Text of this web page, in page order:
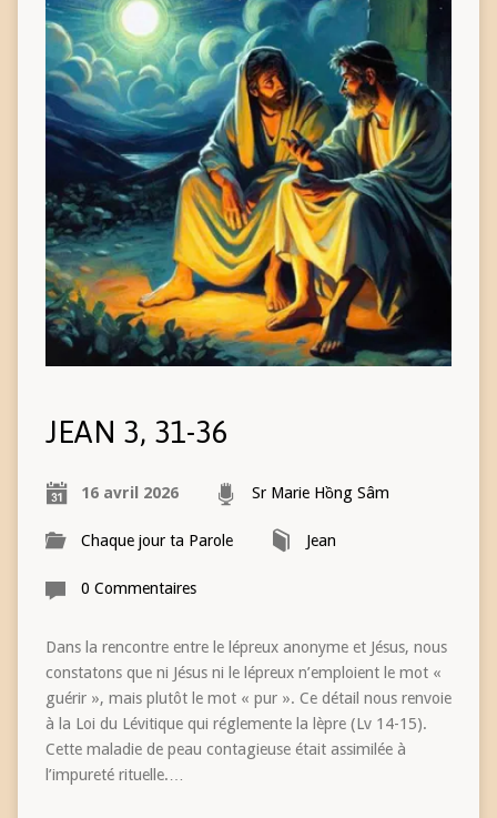
JEAN 3, 31-36
16 avril 2026 Sr Marie Hồng Sâm
Chaque jour ta Parole Jean
0 Commentaires
Dans la rencontre entre le lépreux anonyme et Jésus, nous
constatons que ni Jésus ni le lépreux n’emploient le mot «
guérir », mais plutôt le mot « pur ». Ce détail nous renvoie
à la Loi du Lévitique qui réglemente la lèpre (Lv 14-15).
Cette maladie de peau contagieuse était assimilée à
l’impureté rituelle.…